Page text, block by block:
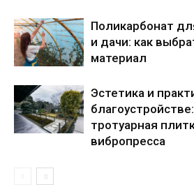
Поликарбонат
и дачи: как
материал
Эстетика и
тротуарная
вибропресса